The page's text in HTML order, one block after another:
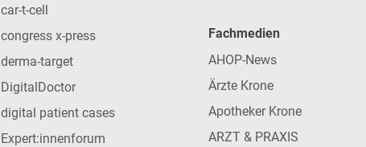
car-t-cell
congress x-press
derma-target
DigitalDoctor
digital patient cases
Expert:innenforum
Fachmedien
AHOP-News
Ärzte Krone
Apotheker Krone
ARZT & PRAXIS